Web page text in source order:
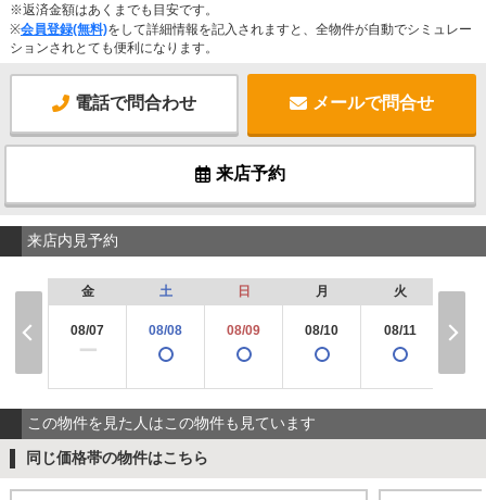
※返済金額はあくまでも目安です。
※会員登録(無料)をして詳細情報を記入されますと、全物件が自動でシミュレー
ションされとても便利になります。
電話で問合わせ メールで問合せ
来店予約
来店内見予約
金
08/07
ー
土
08/08
日
08/09
月
08/10
火
08/11
この物件を見た人はこの物件も見ています
同じ価格帯の物件はこちら